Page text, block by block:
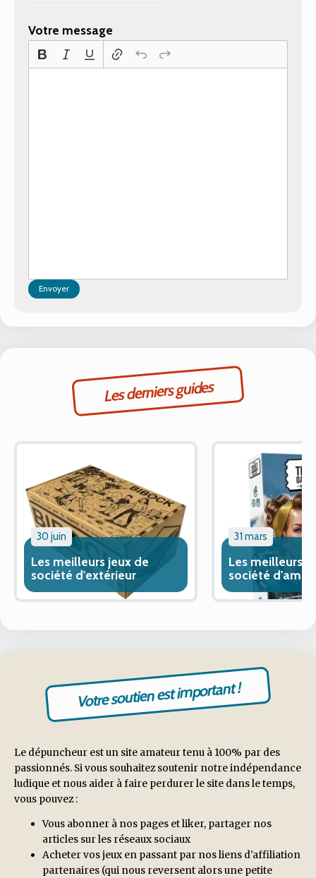
Votre message
Envoyer
Les derniers guides
30 juin
Les meilleurs jeux de
société d'extérieur
31 mars
Les meilleurs
société
Votre soutien est important !
Le dépuncheur est un site amateur tenu à 100% par des
passionnés. Si vous souhaitez soutenir notre indépendance
ludique et nous aider à faire perdurer le site dans le temps,
vous pouvez :
Vous abonner à nos pages et liker, partager nos
articles sur les réseaux sociaux
Acheter vos jeux en passant par nos liens d'affiliation
partenaires (qui nous reversent alors une petite